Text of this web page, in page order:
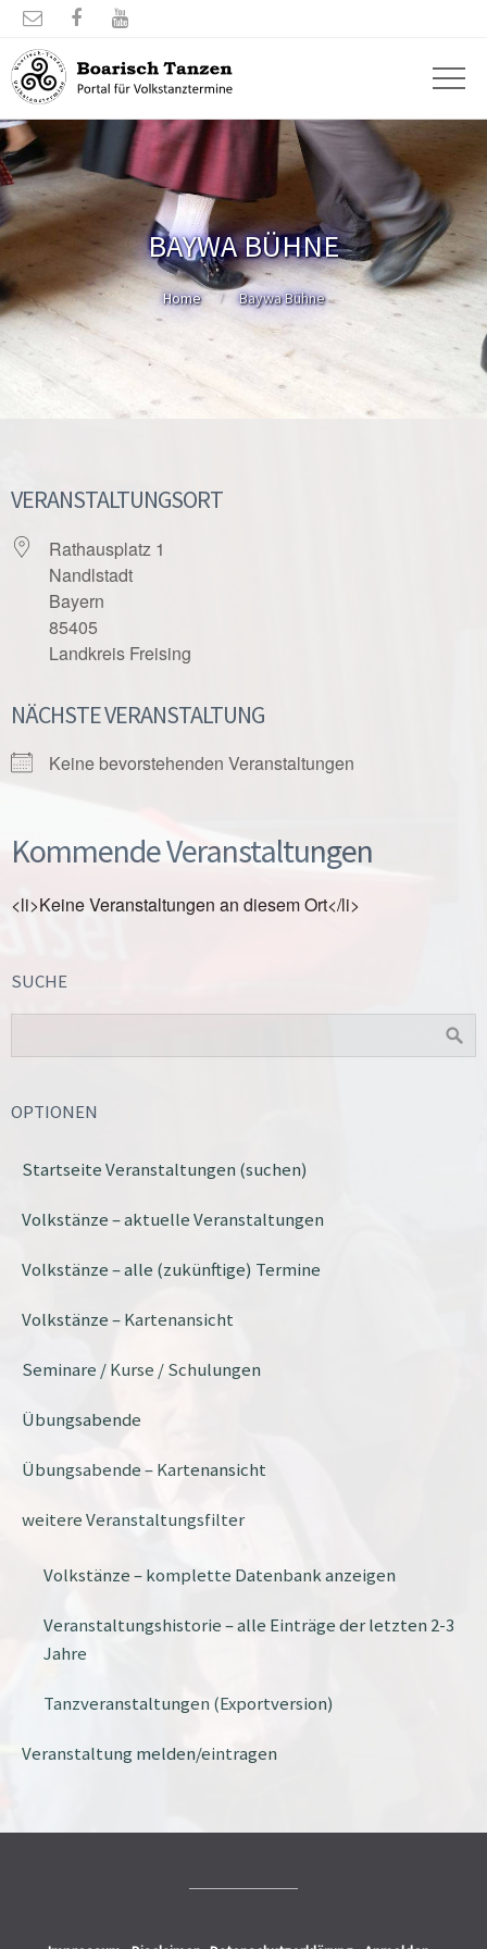
  
BAYWA BÜHNE
Home Baywa Bühne
VERANSTALTUNGSORT
Rathausplatz 1
Nandlstadt
Bayern
85405
Landkreis Freising
NÄCHSTE VERANSTALTUNG
Keine bevorstehenden Veranstaltungen
Kommende Veranstaltungen
<li>Keine Veranstaltungen an diesem Ort</li>
SUCHE
OPTIONEN
Startseite Veranstaltungen (suchen)
Volkstänze – aktuelle Veranstaltungen
Volkstänze – alle (zukünftige) Termine
Volkstänze – Kartenansicht
Seminare / Kurse / Schulungen
Übungsabende
Übungsabende – Kartenansicht
weitere Veranstaltungsfilter
Volkstänze – komplette Datenbank anzeigen
Veranstaltungshistorie – alle Einträge der letzten 2-3
Jahre
Tanzveranstaltungen (Exportversion)
Veranstaltung melden/eintragen